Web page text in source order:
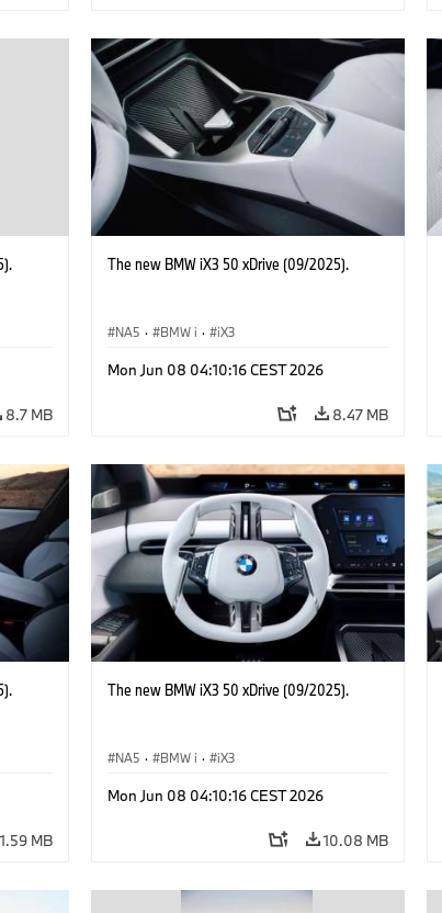
8.7 MB
The new BMW iX3 50 xDrive (09/2025).
NA5 · BMW i · iX3
Mon Jun 08 04:10:16 CEST 2026
8.47 MB
MB
The new BMW iX3 50 xDrive (09/2025).
NA5 · BMW i · iX3
Mon Jun 08 04:10:16 CEST 2026
10.08 MB